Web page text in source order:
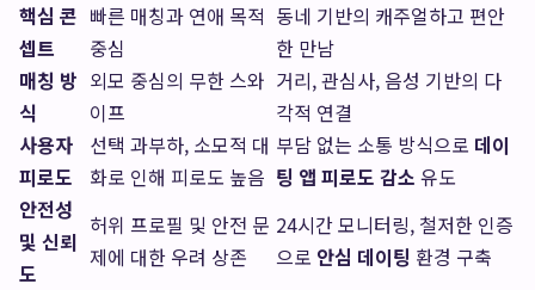
핵심 콘
셉트
빠른 매칭과 연애 목적
중심
동네 기반의 캐주얼하고 편안
한 만남
매칭 방
식
외모 중심의 무한 스와
이프
거리, 관심사, 음성 기반의 다
각적 연결
사용자
피로도
선택 과부하, 소모적 대
화로 인해 피로도 높음
부담 없는 소통 방식으로 데이
팅 앱 피로도 감소 유도
안전성
및 신뢰
도
허위 프로필 및 안전 문
제에 대한 우려 상존
24시간 모니터링, 철저한 인증
으로 안심 데이팅 환경 구축